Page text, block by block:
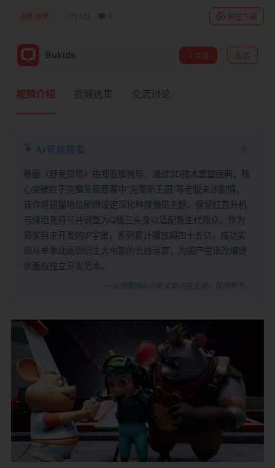
6岁-9岁 7月3日 前往下载
Bukids 关注 私信
视频介绍 视频选集 交流讨论
AI智能摘要
新版《舒克贝塔》由郑亚旗执导，通过3D技术重塑经典，核
心突破在于完整呈现原著中“克里斯王国”等老版未涉剧情。
该作将鼠猫地位颠倒设定深化种族偏见主题，保留红直升机
与绿坦克符号并调整为Q版三头身以适配新生代观众。作为
郑家自主开发的IP宇宙，系列累计播放超四十五亿，成功实
现从单季动画到衍生大电影的长线运营，为国产童话改编提
供版权独立开发范本。